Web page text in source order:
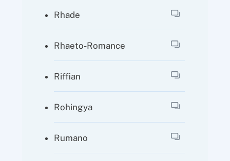
Rhade
Rhaeto-Romance
Riffian
Rohingya
Rumano